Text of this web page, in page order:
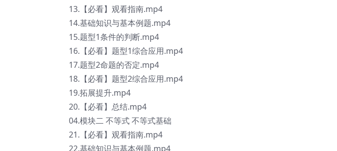
13.【必看】观看指南.mp4
14.基础知识与基本例题.mp4
15.题型1条件的判断.mp4
16.【必看】题型1综合应用.mp4
17.题型2命题的否定.mp4
18.【必看】题型2综合应用.mp4
19.拓展提升.mp4
20.【必看】总结.mp4
04.模块二 不等式 不等式基础
21.【必看】观看指南.mp4
22.基础知识与基本例题.mp4